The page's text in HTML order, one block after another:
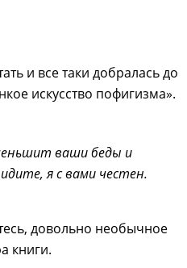
и все таки добралась до
искусство пофигизма».
ваши беды и
я с вами честен.
довольно необычное
книги.